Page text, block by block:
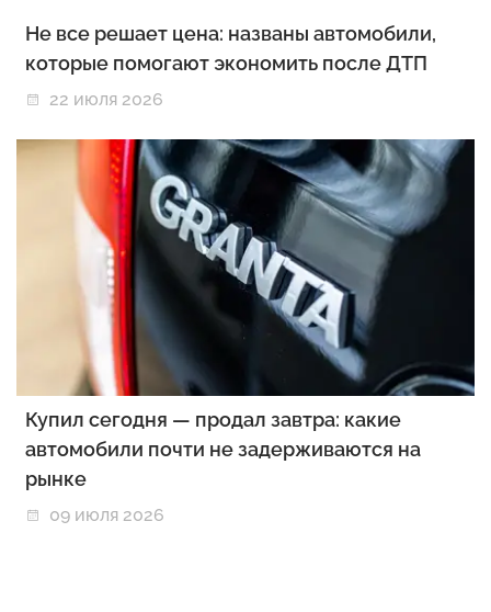
Не все решает цена: названы автомобили,
которые помогают экономить после ДТП
22 июля 2026
Купил сегодня — продал завтра: какие
автомобили почти не задерживаются на
рынке
09 июля 2026